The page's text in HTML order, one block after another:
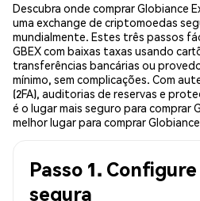
Descubra onde comprar Globiance
uma exchange de criptomoedas
mundialmente. Estes três passos
GBEX com baixas taxas usando
transferências bancárias ou
mínimo, sem complicações. Com
(2FA), auditorias de reservas e
é o lugar mais seguro para comprar
melhor lugar para comprar
Passo 1.
segura